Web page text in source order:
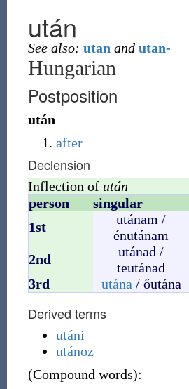
után
See also: utan and utan-
Hungarian
Postposition
után
after
Declension
Inflection of után
person
singular
1st
utánam /
énutánam
2nd
utánad /
teutánad
3rd
utána / őutána
Derived terms
utáni
utánoz
(Compound words):